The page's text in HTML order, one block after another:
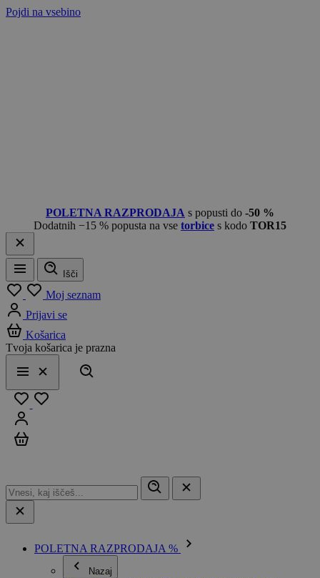
Pojdi na vsebino
POLETNA RAZPRODAJA s popusti do -50 %
Dodatnih −15 % popusta na vse torbice s kodo TOR15
Meni
Išči
Moj seznam
Prijavi se
Košarica
Tvoja košarica je prazna
Meni
Zapri
POLETNA RAZPRODAJA %
Nazaj